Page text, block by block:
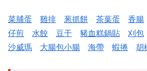
菜脯蛋 雞排 葱抓餅 茶葉蛋 香腸
仔煎
水餃 豆干 豬血糕鍋貼 刈包
沙威瑪
大腸包小腸 海帶 蝦捲 胡